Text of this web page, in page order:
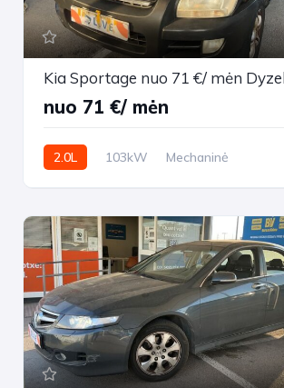
nuo 71 €/ mėn
2.0L 103kW
Mechaninė